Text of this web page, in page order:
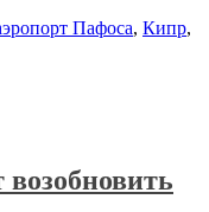
Пафоса, Кипр,